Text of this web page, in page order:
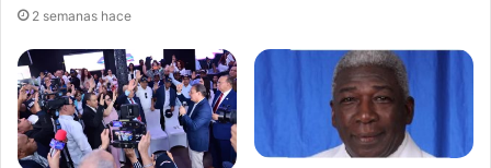
2 semanas hace